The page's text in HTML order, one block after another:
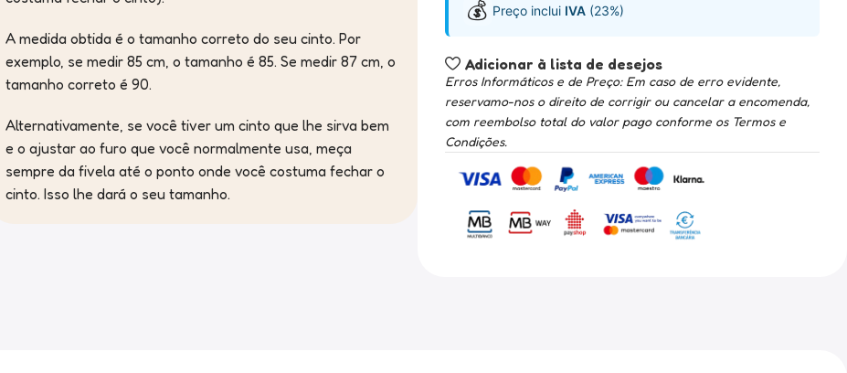
A medida obtida é o tamanho correto do seu cinto. Por
exemplo, se medir 85 cm, o tamanho é 85. Se medir 87 cm, o
tamanho correto é 90.
Alternativamente, se você tiver um cinto que lhe sirva bem
e o ajustar ao furo que você normalmente usa, meça
sempre da fivela até o ponto onde você costuma fechar o
cinto. Isso lhe dará o seu tamanho.
💰 Preço inclui IVA(23%)
Adicionar à lista de desejos
Erros Informáticos e de Preço: Em caso de erro evidente,
reservamo-nos o direito de corrigir ou cancelar a encomenda,
com reembolso total do valor pago conforme os Termos e
Condições.